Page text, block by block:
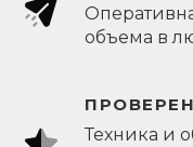
объема в
Техника и